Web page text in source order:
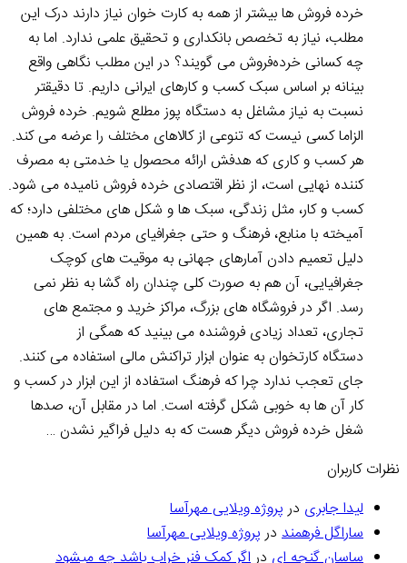
خرده‌ فروش‌ ها بیشتر از همه به کارت خوان نیاز دارند درک این
مطلب، نیاز به تخصص بانکداری و تحقیق علمی ندارد. اما به
چه کسانی خرده‌فروش می‌ گویند؟ در این مطلب نگاهی واقع‌
بینانه بر اساس سبک کسب و کارهای ایرانی داریم. تا دقیقتر
نسبت به نیاز مشاغل به دستگاه پوز مطلع شویم. خرده فروش
الزاما کسی نیست که تنوعی از کالاهای مختلف را عرضه می‌ کند.
هر کسب و کاری که هدفش ارائه محصول یا خدمتی به مصرف
کننده نهایی است، از نظر اقتصادی خرده‌ فروش نامیده می‌ شود.
کسب و کار، مثل زندگی، سبک‌ ها و شکل‌ های مختلفی دارد؛ که
آمیخته با منابع، فرهنگ و حتی جغرافیای مردم است. به همین
دلیل تعمیم دادن آمارهای جهانی به موقیت‌ های کوچک
جغرافیایی، آن هم به صورت کلی چندان راه گشا به نظر نمی‌
رسد. اگر در فروشگاه های بزرگ، مراکز خرید و مجتمع‌ های
تجاری، تعداد زیادی فروشنده می‌ بینید که همگی از
دستگاه کارتخوان به عنوان ابزار تراکنش مالی استفاده می‌ کنند.
جای تعجب ندارد چرا که فرهنگ استفاده از این ابزار در کسب و
کار آن ها به خوبی شکل گرفته است. اما در مقابل آن، صدها
شغل خرد‌ه فروش دیگر هست که به دلیل فراگیر نشدن …
نظرات کاربران
لیدا جابری درپروژه‌ ویلایی مهرآسا
ساراگل فرهمند درپروژه‌ ویلایی مهرآسا
ساسان گنجه ای در اگر کمک فنر خراب باشد چه میشود